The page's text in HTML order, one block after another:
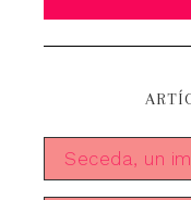
Seceda, un